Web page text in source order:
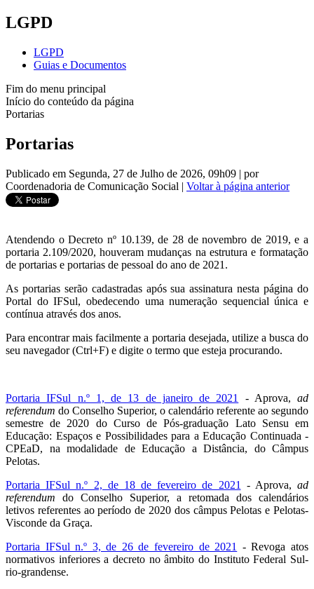
LGPD
LGPD
Guias e Documentos
Fim do menu principal
Início do conteúdo da página
Portarias
Portarias
Publicado em Segunda, 27 de Julho de 2026, 09h09 | por
Coordenadoria de Comunicação Social | Voltar à página anterior
Atendendo o Decreto nº 10.139, de 28 de novembro de 2019, e a
portaria 2.109/2020, houveram mudanças na estrutura e formatação
de portarias e portarias de pessoal do ano de 2021.
As portarias serão cadastradas após sua assinatura nesta página do
Portal do IFSul, obedecendo uma numeração sequencial única e
contínua através dos anos.
Para encontrar mais facilmente a portaria desejada, utilize a busca do
seu navegador (Ctrl+F) e digite o termo que esteja procurando.
Portaria IFSul n.º 1, de 13 de janeiro de 2021 - Aprova, ad
referendum do Conselho Superior, o calendário referente ao segundo
semestre de 2020 do Curso de Pós-graduação Lato Sensu em
Educação: Espaços e Possibilidades para a Educação Continuada -
CPEaD, na modalidade de Educação a Distância, do Câmpus
Pelotas.
Portaria IFSul n.º 2, de 18 de fevereiro de 2021
- Aprova, ad
referendum do Conselho Superior, a retomada dos calendários
letivos referentes ao período de 2020 dos câmpus Pelotas e Pelotas-
Visconde da Graça.
Portaria IFSul n.º 3, de 26 de fevereiro de 2021
- Revoga atos
normativos inferiores a decreto no âmbito do Instituto Federal Sul-
rio-grandense.